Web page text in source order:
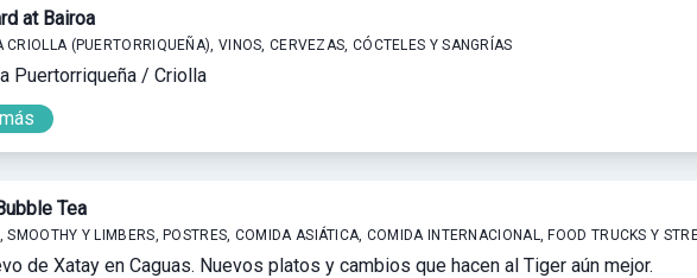
at Bairoa
CRIOLLA (PUERTORRIQUEÑA), VINOS, CERVEZAS, CÓCTELES Y SANGRÍAS
Puertorriqueña / Criolla
Tea
SMOOTHY Y LIMBERS, POSTRES, COMIDA ASIÁTICA, COMIDA INTERNACIONAL, FOOD TRUCKS Y
de Xatay en Caguas. Nuevos platos y cambios que hacen al Tiger aún mejor.